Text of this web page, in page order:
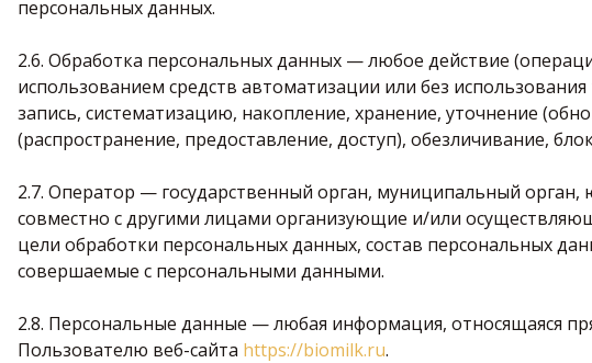
персональных данных.
2.6. Обработка персональных данных — любое действие
использованием средств автоматизации или без
запись, систематизацию, накопление, хранение, уточнение
(распространение, предоставление, доступ), обезличивание,
2.7. Оператор — государственный орган, муниципальный
совместно с другими лицами организующие и/или
цели обработки персональных данных, состав персональных
совершаемые с персональными данными.
2.8. Персональные данные — любая информация, относящаяся
Пользователю веб-сайта https://biomilk.ru.